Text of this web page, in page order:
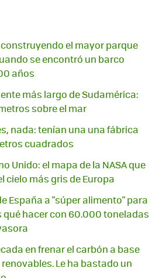
el mayor parque
se encontró un barco
años
más largo de Sudamérica:
sobre el mar
nada: tenían una una fábrica
cuadrados
Unido: el mapa de la NASA que
cielo más gris de Europa
España a "súper alimento" para
qué hacer con 60.000 toneladas
en frenar el carbón a base
Le ha bastado un